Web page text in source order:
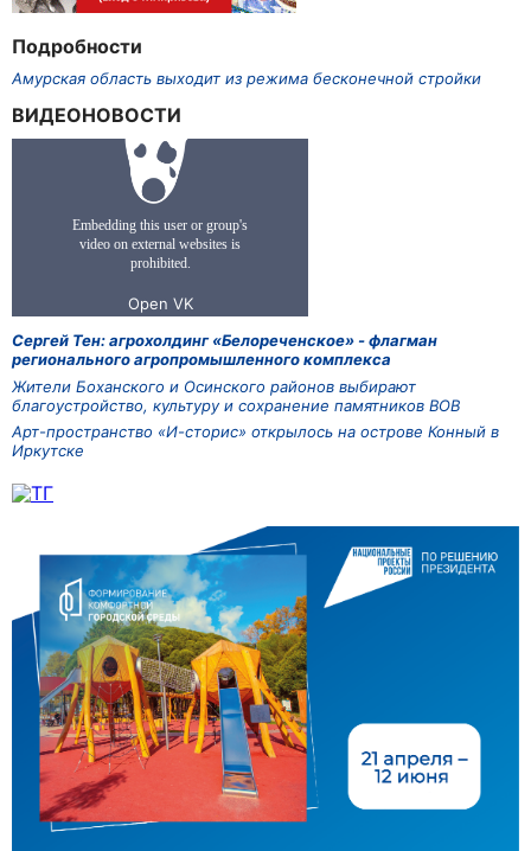
Подробности
Амурская область выходит из режима бесконечной стройки
ВИДЕОНОВОСТИ
Сергей Тен: агрохолдинг «Белореченское» - флагман
регионального агропромышленного комплекса
Жители Боханского и Осинского районов выбирают
благоустройство, культуру и сохранение памятников ВОВ
Арт-пространство «И-сторис» открылось на острове Конный в
Иркутске